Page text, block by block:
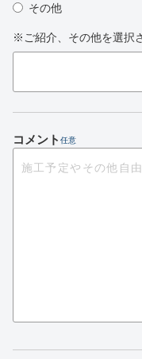
その他
※ご紹介、その他を選択
コメント 任意